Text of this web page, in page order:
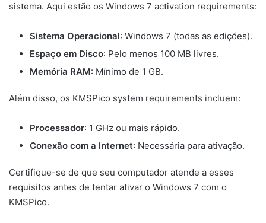
sistema. Aqui estão os Windows 7 activation requirements:
Sistema Operacional: Windows 7 (todas as edições).
Espaço em Disco: Pelo menos 100 MB livres.
Memória RAM: Mínimo de 1 GB.
Além disso, os KMSPico system requirements incluem:
Processador: 1 GHz ou mais rápido.
Conexão com a Internet: Necessária para ativação.
Certifique-se de que seu computador atende a esses
requisitos antes de tentar ativar o Windows 7 com o
KMSPico.